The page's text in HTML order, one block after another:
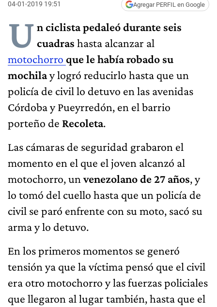
04-01-2019 19:51 Agregar PERFIL en Google
U n ciclista pedaleó durante seis
cuadras hasta alcanzar al
motochorro que le había robado su
mochilay logró reducirlo hasta que un
policía de civil lo detuvo en las avenidas
Córdoba y Pueyrredón, en el barrio
porteño de Recoleta.
Las cámaras de seguridad grabaron el
momento en el que el joven alcanzó al
motochorro, unvenezolano de 27 años, y
lo tomó del cuello hasta que un policía de
civil se paró enfrente con su moto, sacó su
arma y lo detuvo.
En los primeros momentos se generó
tensión ya que la víctima pensó que el civil
era otro motochorro y las fuerzas policiales
que llegaron al lugar también, hasta que el